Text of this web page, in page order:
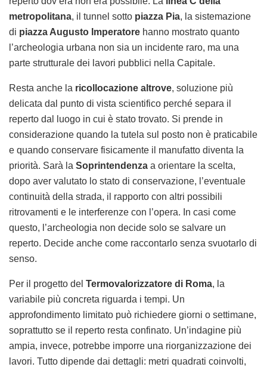
metropolitana, il tunnel sotto piazza Pia, la sistemazione
di piazza Augusto Imperatore hanno mostrato quanto
l’archeologia urbana non sia un incidente raro, ma una
parte strutturale dei lavori pubblici nella Capitale.
Resta anche la ricollocazione altrove, soluzione più
delicata dal punto di vista scientifico perché separa il
reperto dal luogo in cui è stato trovato. Si prende in
considerazione quando la tutela sul posto non è praticabile
e quando conservare fisicamente il manufatto diventa la
priorità. Sarà la Soprintendenza a orientare la scelta,
dopo aver valutato lo stato di conservazione, l’eventuale
continuità della strada, il rapporto con altri possibili
ritrovamenti e le interferenze con l’opera. In casi come
questo, l’archeologia non decide solo se salvare un
reperto. Decide anche come raccontarlo senza svuotarlo di
senso.
Per il progetto del Termovalorizzatore di Roma, la
variabile più concreta riguarda i tempi. Un
approfondimento limitato può richiedere giorni o settimane,
soprattutto se il reperto resta confinato. Un’indagine più
ampia, invece, potrebbe imporre una riorganizzazione dei
lavori. Tutto dipende dai dettagli: metri quadrati coinvolti,